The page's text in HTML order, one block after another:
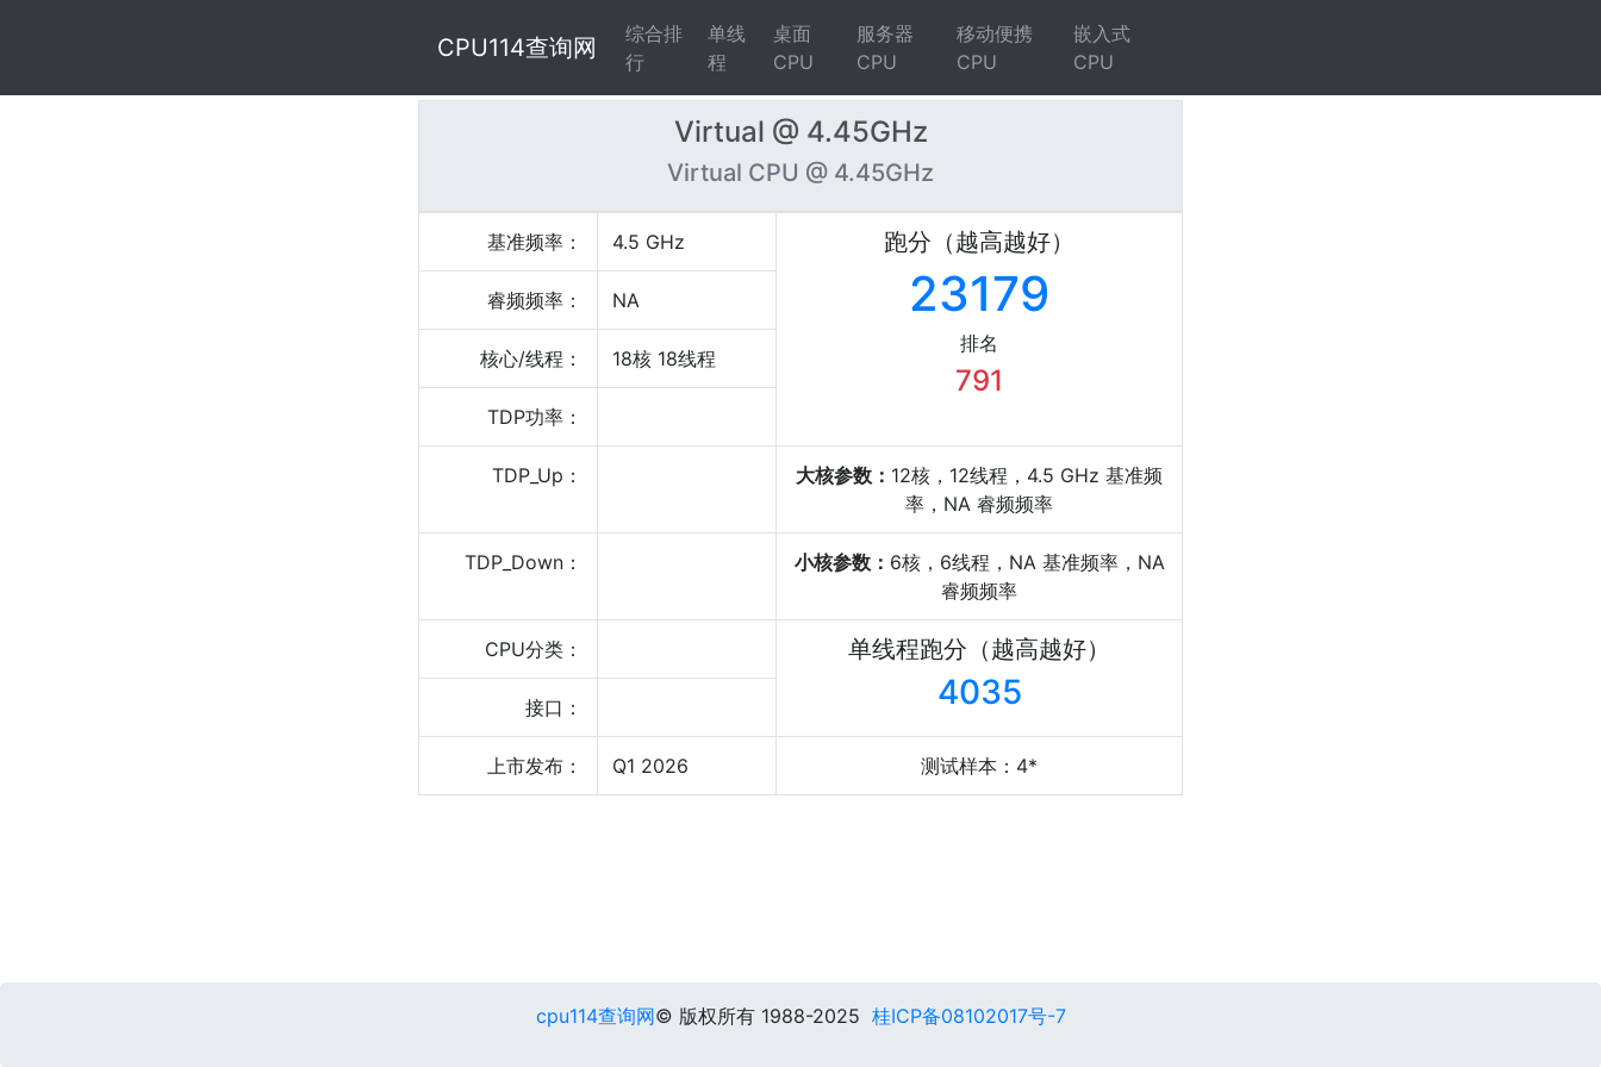
CPU114查询网
综合排
行
单线
程
桌面
CPU
服务器
CPU
移动便携
CPU
嵌入式
CPU
Virtual @ 4.45GHz
Virtual CPU @ 4.45GHz
基准频率： 4.5 GHz 跑分（越高越好）
23179
排名
791
睿频频率： NA
核心/线程： 18核 18线程
TDP功率：
TDP_Up： 大核参数： 12核，12线程，4.5 GHz 基准频
率，NA 睿频频率
TDP_Down： 小核参数： 6核，6线程，NA 基准频率，NA
睿频频率
CPU分类： 单线程跑分（越高越好）
4035
接口：
上市发布： Q1 2026 测试样本：4*
cpu114查询网© 版权所有 1988-2025 桂ICP备08102017号-7